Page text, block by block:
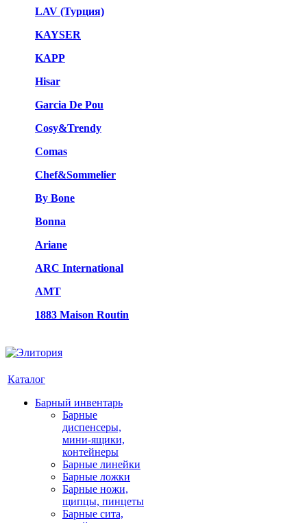
LAV (Турция)
KAYSER
KAPP
Hisar
Garcia De Pou
Cosy&Trendy
Comas
Chef&Sommelier
By Bone
Bonna
Ariane
ARC International
AMT
1883 Maison Routin
Каталог
Барный инвентарь
Барные
диспенсеры,
мини-ящики,
контейнеры
Барные линейки
Барные ложки
Барные ножи,
щипцы, пинцеты
Барные сита,